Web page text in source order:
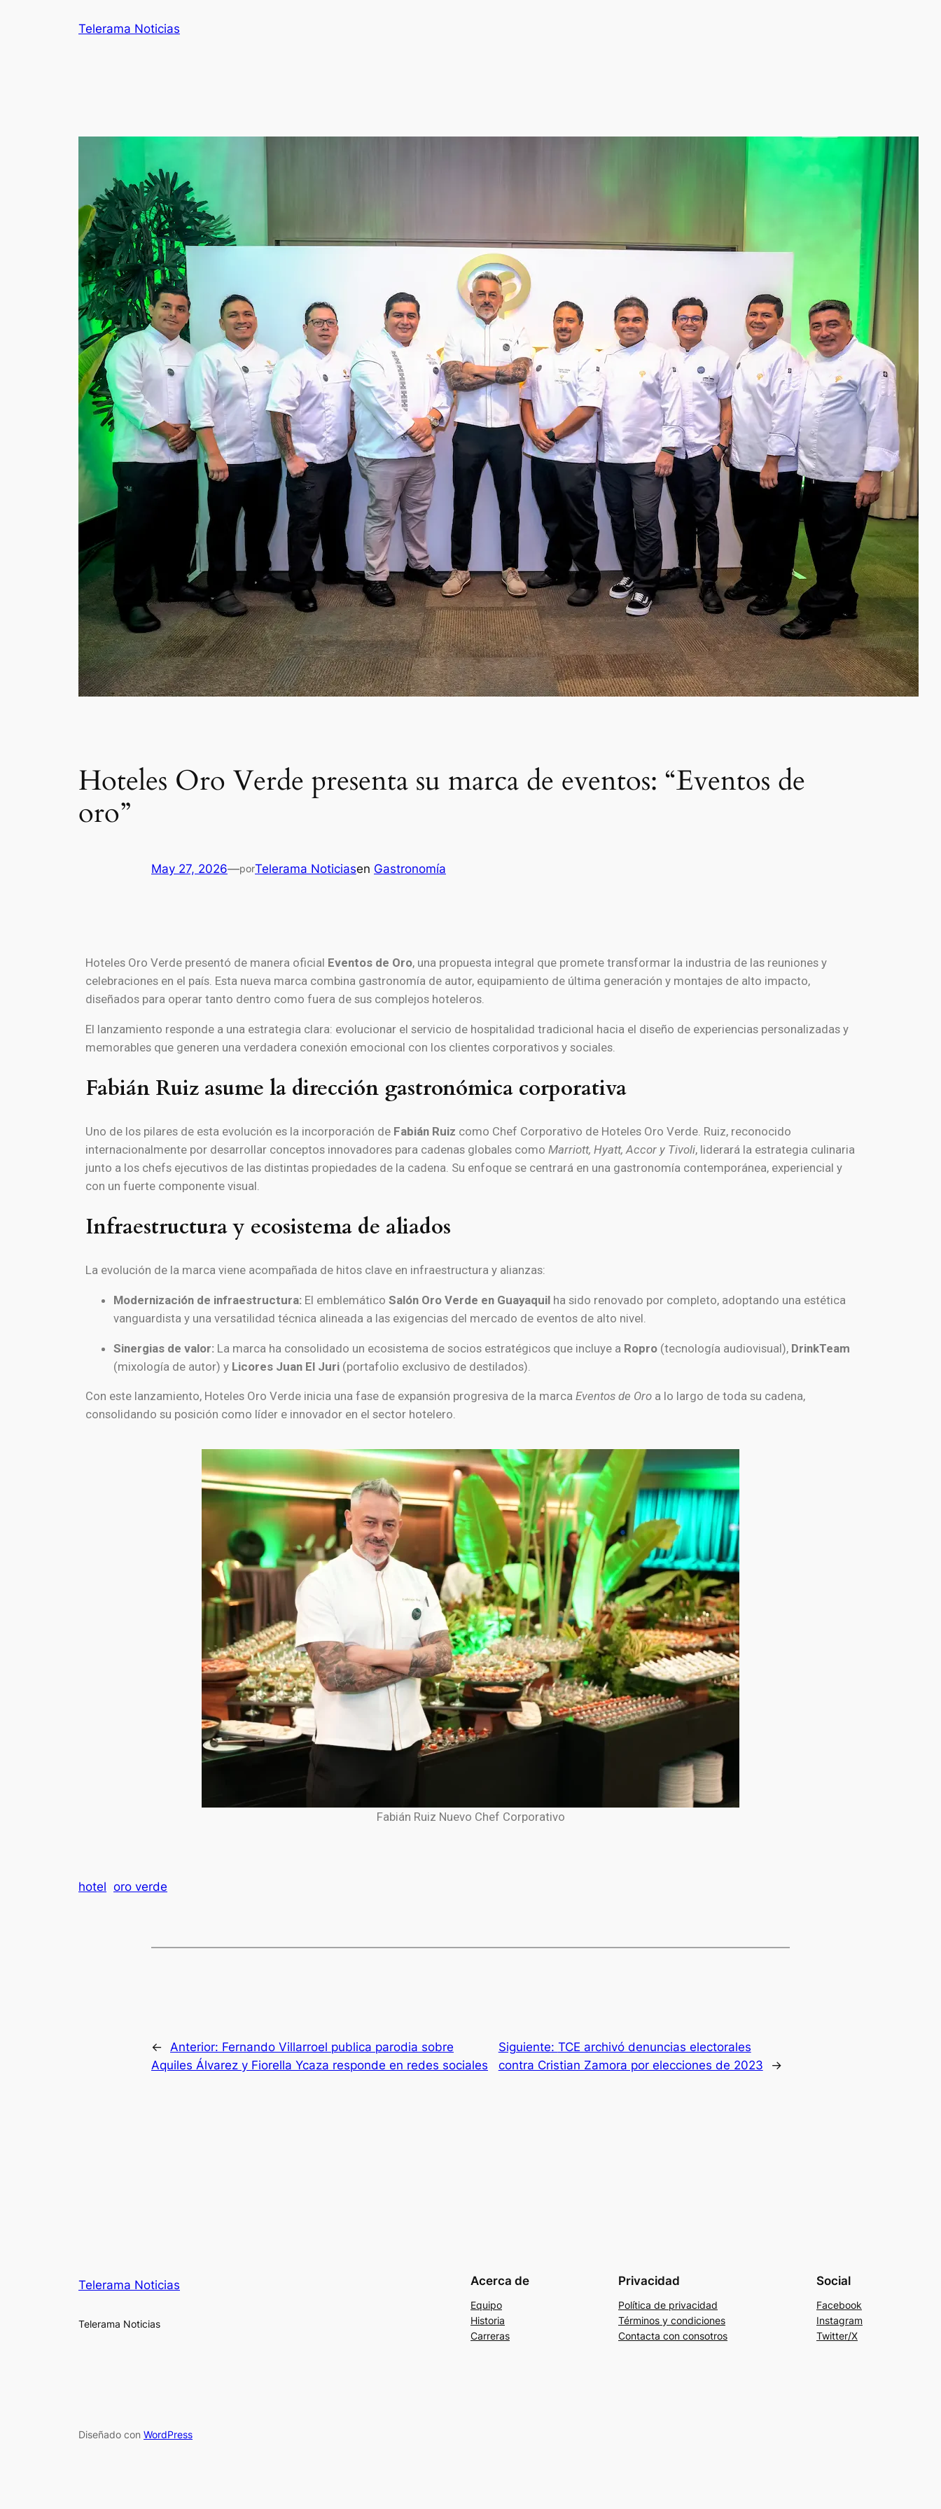
Telerama Noticias
Hoteles Oro Verde presenta su marca de eventos: “Eventos de
oro”
May 27, 2026—porTelerama Noticiasen Gastronomía
Hoteles Oro Verde presentó de manera oficial Eventos de Oro, una propuesta integral que promete transformar la industria de las reuniones y
celebraciones en el país. Esta nueva marca combina gastronomía de autor, equipamiento de última generación y montajes de alto impacto,
diseñados para operar tanto dentro como fuera de sus complejos hoteleros.
El lanzamiento responde a una estrategia clara: evolucionar el servicio de hospitalidad tradicional hacia el diseño de experiencias personalizadas y
memorables que generen una verdadera conexión emocional con los clientes corporativos y sociales.
Fabián Ruiz asume la dirección gastronómica corporativa
Uno de los pilares de esta evolución es la incorporación de Fabián Ruiz como Chef Corporativo de Hoteles Oro Verde. Ruiz, reconocido
internacionalmente por desarrollar conceptos innovadores para cadenas globales como Marriott, Hyatt, Accor y Tivoli, liderará la estrategia culinaria
junto a los chefs ejecutivos de las distintas propiedades de la cadena. Su enfoque se centrará en una gastronomía contemporánea, experiencial y
con un fuerte componente visual.
Infraestructura y ecosistema de aliados
La evolución de la marca viene acompañada de hitos clave en infraestructura y alianzas:
Modernización de infraestructura: El emblemático Salón Oro Verde en Guayaquil ha sido renovado por completo, adoptando una estética
vanguardista y una versatilidad técnica alineada a las exigencias del mercado de eventos de alto nivel.
Sinergias de valor: La marca ha consolidado un ecosistema de socios estratégicos que incluye a Ropro (tecnología audiovisual), DrinkTeam
(mixología de autor) y Licores Juan El Juri (portafolio exclusivo de destilados).
Con este lanzamiento, Hoteles Oro Verde inicia una fase de expansión progresiva de la marca Eventos de Oro a lo largo de toda su cadena,
consolidando su posición como líder e innovador en el sector hotelero.
Fabián Ruiz Nuevo Chef Corporativo
hotel oro verde
← Anterior: Fernando Villarroel publica parodia sobre
Aquiles Álvarez y Fiorella Ycaza responde en redes sociales
Siguiente: TCE archivó denuncias electorales
contra Cristian Zamora por elecciones de 2023
→
Telerama Noticias
Telerama Noticias
Acerca de
Equipo
Historia
Carreras
Privacidad
Política de privacidad
Términos y condiciones
Contacta con consotros
Social
Facebook
Instagram
Twitter/X
Diseñado con WordPress